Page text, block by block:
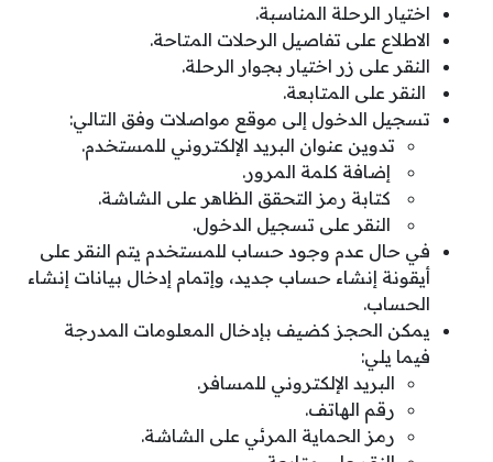
اختيار الرحلة المناسبة.
الاطلاع على تفاصيل الرحلات المتاحة.
النقر على زر اختيار بجوار الرحلة.
النقر على المتابعة.
تسجيل الدخول إلى موقع مواصلات وفق التالي:
تدوين عنوان البريد الإلكتروني للمستخدم.
إضافة كلمة المرور.
كتابة رمز التحقق الظاهر على الشاشة.
النقر على تسجيل الدخول.
في حال عدم وجود حساب للمستخدم يتم النقر على
أيقونة إنشاء حساب جديد، وإتمام إدخال بيانات إنشاء
الحساب.
يمكن الحجز كضيف بإدخال المعلومات المدرجة
فيما يلي:
البريد الإلكتروني للمسافر.
رقم الهاتف.
رمز الحماية المرئي على الشاشة.